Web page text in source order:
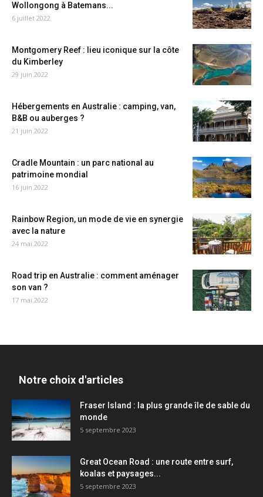
Wollongong à Batemans...
6 juillet 2022
Montgomery Reef : lieu iconique sur la côte
du Kimberley
29 juin 2022
Hébergements en Australie : camping, van,
B&B ou auberges ?
21 juin 2022
Cradle Mountain : un parc national au
patrimoine mondial
16 juin 2022
Rainbow Region, un mode de vie en synergie
avec la nature
24 mai 2022
Road trip en Australie : comment aménager
son van ?
17 mai 2022
Notre choix d'articles
Fraser Island : la plus grande île de sable du
monde
5 septembre 2023
Great Ocean Road : une route entre surf,
koalas et paysages...
5 septembre 2023